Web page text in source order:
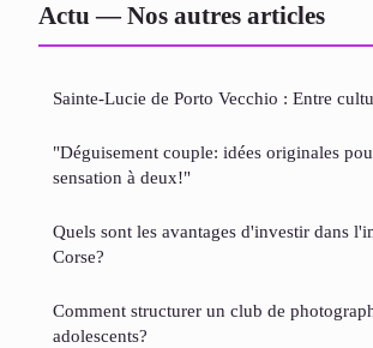
Actu — Nos autres articles
Sainte-Lucie de Porto Vecchio : Entre
"Déguisement couple: idées originales
sensation à deux!"
Quels sont les avantages d'investir dans
Corse?
Comment structurer un club de
adolescents?